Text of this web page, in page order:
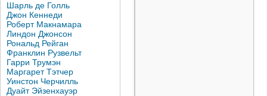
Шарль де Голль
Джон Кеннеди
Роберт Макнамара
Линдон Джонсон
Рональд Рейган
Франклин Рузвельт
Гарри Трумэн
Маргарет Тэтчер
Уинстон Черчилль
Дуайт Эйзенхауэр